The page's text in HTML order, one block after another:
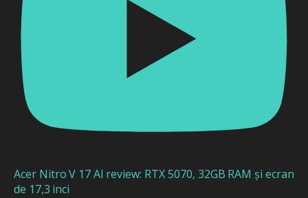
Acer Nitro V 17 AI review: RTX 5070, 32GB RAM și ecran
de 17,3 inci